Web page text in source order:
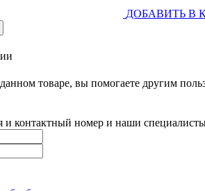
ДОБАВИТЬ В
товаре, вы помогаете другим
и контактный номер и наши